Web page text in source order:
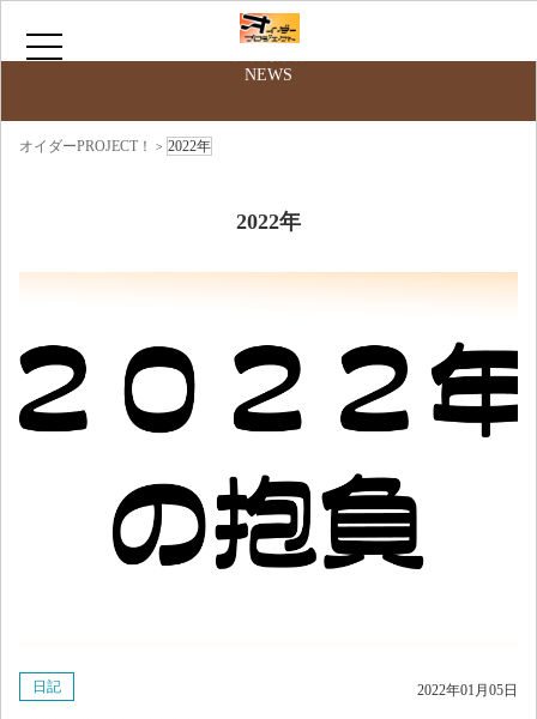
HOME
お問い合わせ
ニコニコ動画
NEWS
オイダーPROJECT！ > 2022年
2022年
日記 2022年01月05日